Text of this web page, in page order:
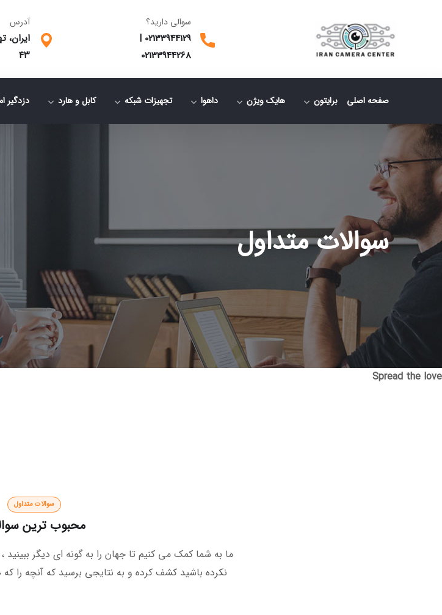
سوالی دارید؟
02133944129
|
02133944268
آدرس
ایران،
٤٣
صفحه اصلی برایتون هایک ویژن داهوا تجهیزات شبکه کابل و هارد دزدگیر
سوالات متداول
Spread the love
سوالات متداول
محبوب ترین
ما به شما کمک می کنیم تا جهان را به گونه ای دیگر
نکرده باشید کشف کرده و به نتایجی برسید که آنچه را